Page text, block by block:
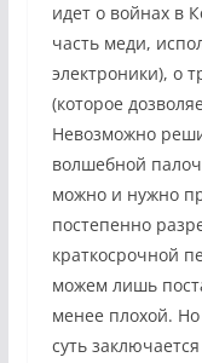
идет о войнах в
часть меди,
электроники), о
(которое
Невозможно
волшебной
можно и нужно
постепенно
краткосрочной
можем лишь
менее плохой.
суть